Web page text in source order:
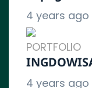
4 years ago
PORTFOLIO
4 years ago